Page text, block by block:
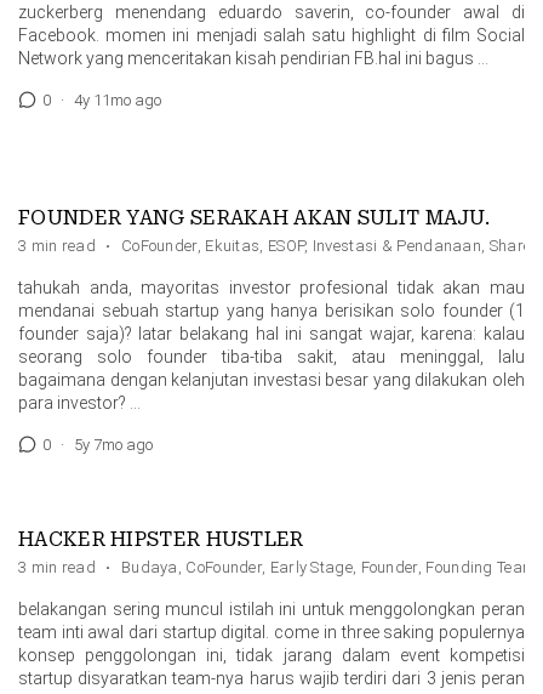
zuckerberg menendang eduardo saverin, co-founder awal di
Facebook. momen ini menjadi salah satu highlight di film Social
Network yang menceritakan kisah pendirian FB.hal ini bagus …
0 · 4y 11mo ago
FOUNDER YANG SERAKAH AKAN SULIT MAJU.
3 min read · CoFounder, Ekuitas, ESOP, Investasi & Pendanaan,
tahukah anda, mayoritas investor profesional tidak akan mau
mendanai sebuah startup yang hanya berisikan solo founder (1
founder saja)? latar belakang hal ini sangat wajar, karena: kalau
seorang solo founder tiba-tiba sakit, atau meninggal, lalu
bagaimana dengan kelanjutan investasi besar yang dilakukan oleh
para investor? …
0 · 5y 7mo ago
HACKER HIPSTER HUSTLER
3 min read · Budaya , CoFounder, Early Stage, Founder, Founding Team
belakangan sering muncul istilah ini untuk menggolongkan peran
team inti awal dari startup digital. come in three saking populernya
konsep penggolongan ini, tidak jarang dalam event kompetisi
startup disyaratkan team-nya harus wajib terdiri dari 3 jenis peran